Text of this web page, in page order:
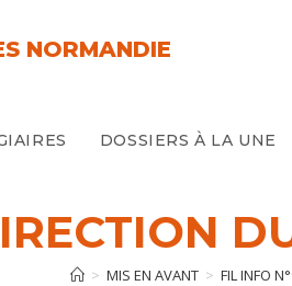
NORMANDIE
DOSSIERS À LA UNE
> MIS EN AVANT > FIL INFO